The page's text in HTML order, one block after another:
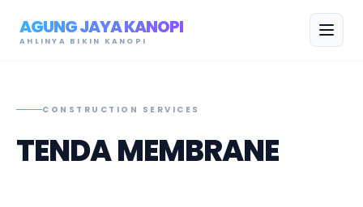
AGUNG JAYA KANOPI
AHLINYA BIKIN KANOPI
CONSTRUCTION SERVICES
TENDA MEMBRANE